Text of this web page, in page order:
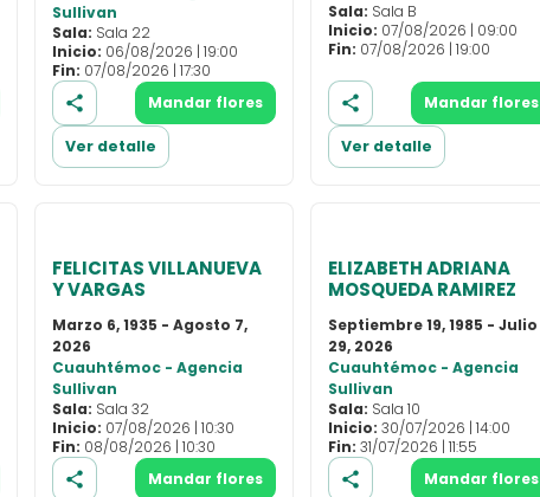
Sullivan
Sala: Sala 22
Inicio: 06/08/2026 | 19:00
Fin: 07/08/2026 | 17:30
Mandar flores
Ver detalle
Sala: Sala B
Inicio: 07/08/2026 | 09:00
Fin: 07/08/2026 | 19:00
Mandar flores
Ver detalle
FELICITAS VILLANUEVA
Y VARGAS
Marzo 6, 1935 - Agosto 7,
2026
Cuauhtémoc - Agencia
Sullivan
Sala: Sala 32
Inicio: 07/08/2026 | 10:30
Fin: 08/08/2026 | 10:30
Mandar flores
ELIZABETH ADRIANA
MOSQUEDA RAMIREZ
Septiembre 19, 1985 - Julio
29, 2026
Cuauhtémoc - Agencia
Sullivan
Sala: Sala 10
Inicio: 30/07/2026 | 14:00
Fin: 31/07/2026 | 11:55
Mandar flores